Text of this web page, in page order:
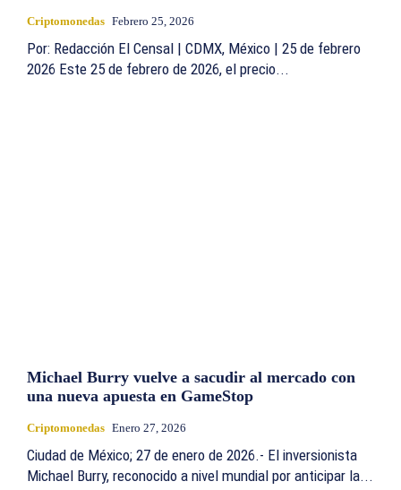
Criptomonedas Febrero 25, 2026
Por: Redacción El Censal | CDMX, México | 25 de febrero
2026 Este 25 de febrero de 2026, el precio...
Michael Burry vuelve a sacudir al mercado con
una nueva apuesta en GameStop
Criptomonedas Enero 27, 2026
Ciudad de México; 27 de enero de 2026.- El inversionista
Michael Burry, reconocido a nivel mundial por anticipar la...